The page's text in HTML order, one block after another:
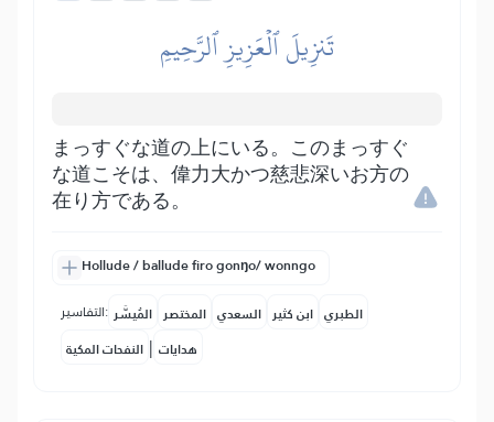
تَنزِيلَ ٱلۡعَزِيزِ ٱلرَّحِيمِ
まっすぐな道の上にいる。このまっすぐ
な道こそは、偉力大かつ慈悲深いお方の
在り方である。
Hollude / ballude firo gonŋo/ wonngo
التفاسير: المُيسَّر المختصر السعدي ابن كثير الطبري
النفحات المكية | هدايات